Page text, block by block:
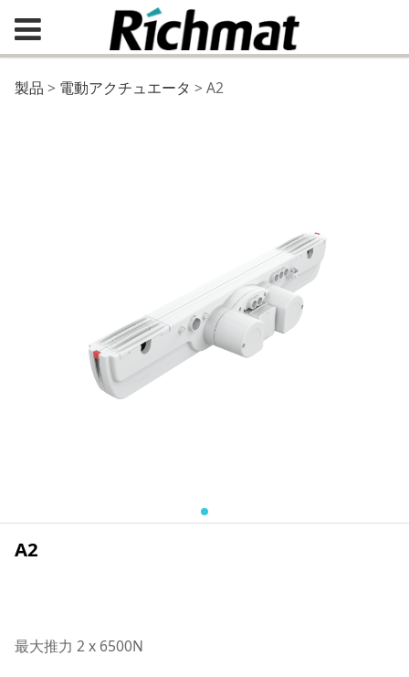
A2
製品 > 電動アクチュエータ > A2
A2
最大推力 2 x 6500N